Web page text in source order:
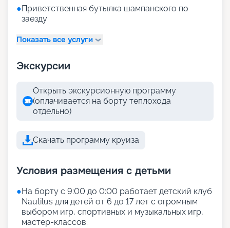
●Приветственная бутылка шампанского по
заезду
Показать все услуги
Экскурсии
Открыть экскурсионную программу
(оплачивается на борту теплохода
отдельно)
Скачать программу круиза
Условия размещения с детьми
●На борту с 9:00 до 0:00 работает детский клуб
Nautilus для детей от 6 до 17 лет с огромным
выбором игр, спортивных и музыкальных игр,
мастер-классов.